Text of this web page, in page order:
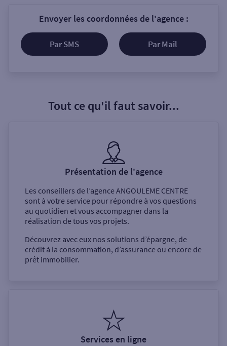
Envoyer les coordonnées de l'agence :
Par SMS Par Mail
Tout ce qu'il faut savoir...
Présentation de l'agence
Les conseillers de l’agenceANGOULEME CENTRE
sont à votre service pour répondre à vos questions
au quotidien et vous accompagner dans la
réalisation de tous vos projets.
Découvrez avec eux nos solutions d’épargne, de
crédit à la consommation, d’assurance ou encore de
prêt immobilier.
Services en ligne